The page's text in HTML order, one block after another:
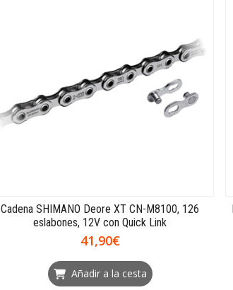
Cadena SHIMANO Deore XT CN-M8100, 126
eslabones, 12V con Quick Link
41,90€
Añadir a la cesta